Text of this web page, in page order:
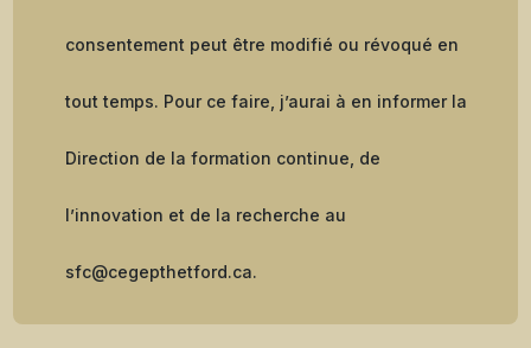
consentement peut être modifié ou révoqué en
tout temps. Pour ce faire, j’aurai à en informer la
Direction de la formation continue, de
l’innovation et de la recherche au
sfc@cegepthetford.ca.